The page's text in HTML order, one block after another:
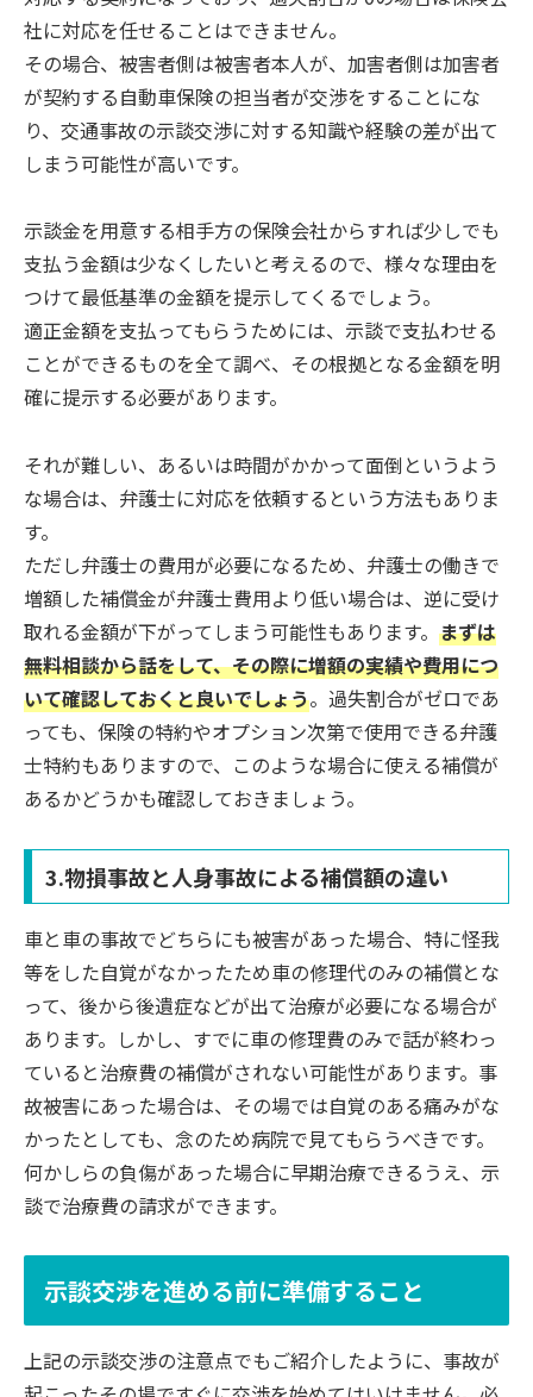
社に対応を任せることはできません。
その場合、被害者側は被害者本人が、加害者側は加害者
が契約する自動車保険の担当者が交渉をすることにな
り、交通事故の示談交渉に対する知識や経験の差が出て
しまう可能性が高いです。
示談金を用意する相手方の保険会社からすれば少しでも
支払う金額は少なくしたいと考えるので、様々な理由を
つけて最低基準の金額を提示してくるでしょう。
適正金額を支払ってもらうためには、示談で支払わせる
ことができるものを全て調べ、その根拠となる金額を明
確に提示する必要があります。
それが難しい、あるいは時間がかかって面倒というよう
な場合は、弁護士に対応を依頼するという方法もありま
す。
ただし弁護士の費用が必要になるため、弁護士の働きで
増額した補償金が弁護士費用より低い場合は、逆に受け
取れる金額が下がってしまう可能性もあります。 まずは
無料相談から話をして、その際に増額の実績や費用につ
いて確認しておくと良いでしょう。過失割合がゼロであ
っても、保険の特約やオプション次第で使用できる弁護
士特約もありますので、このような場合に使える補償が
あるかどうかも確認しておきましょう。
3.物損事故と人身事故による補償額の違い
車と車の事故でどちらにも被害があった場合、特に怪我
等をした自覚がなかったため車の修理代のみの補償とな
って、後から後遺症などが出て治療が必要になる場合が
あります。しかし、すでに車の修理費のみで話が終わっ
ていると治療費の補償がされない可能性があります。事
故被害にあった場合は、その場では自覚のある痛みがな
かったとしても、念のため病院で見てもらうべきです。
何かしらの負傷があった場合に早期治療できるうえ、示
談で治療費の請求ができます。
示談交渉を進める前に準備すること
上記の示談交渉の注意点でもご紹介したように、事故が